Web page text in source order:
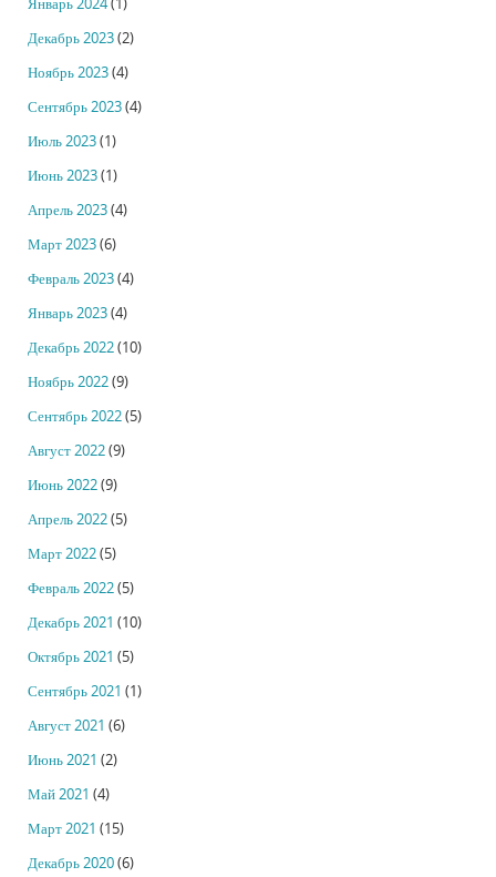
Январь 2024(1)
Декабрь 2023(2)
Ноябрь 2023(4)
Сентябрь 2023(4)
Июль 2023(1)
Июнь 2023(1)
Апрель 2023(4)
Март 2023(6)
Февраль 2023(4)
Январь 2023(4)
Декабрь 2022(10)
Ноябрь 2022(9)
Сентябрь 2022(5)
Август 2022(9)
Июнь 2022(9)
Апрель 2022(5)
Март 2022(5)
Февраль 2022(5)
Декабрь 2021 (10)
Октябрь 2021 (5)
Сентябрь 2021 (1)
Август 2021 (6)
Июнь 2021 (2)
Май 2021 (4)
Март 2021 (15)
Декабрь 2020(6)